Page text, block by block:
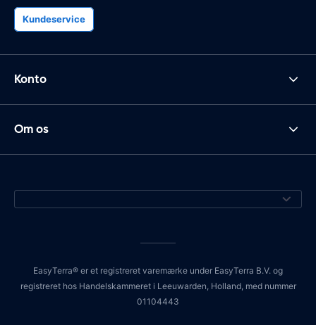
Kundeservice
Konto
Om os
EasyTerra® er et registreret varemærke under EasyTerra B.V. og
registreret hos Handelskammeret i Leeuwarden, Holland, med nummer
01104443